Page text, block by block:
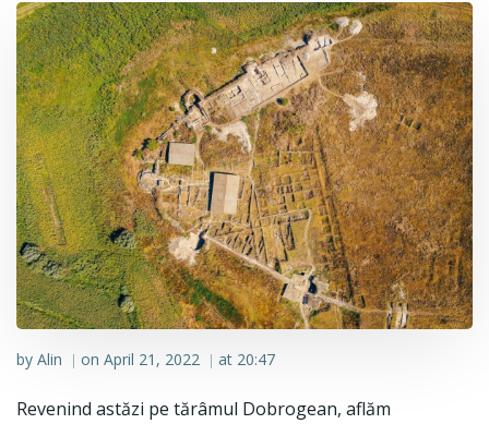
by Alin | on April 21, 2022 | at 20:47
Revenind astăzi pe tărâmul Dobrogean, aflăm